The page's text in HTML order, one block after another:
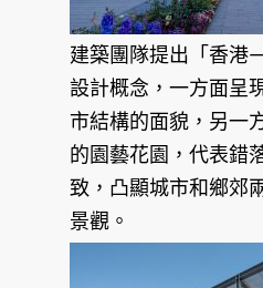
建築團隊提出「香港
設計概念，一方面呈
市結構的面貌，另一
的園藝花園，代表錯
致，凸顯城市和鄉郊
景觀。